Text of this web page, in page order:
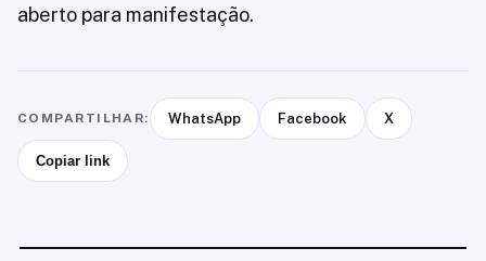
aberto para manifestação.
COMPARTILHAR: WhatsApp Facebook X
Copiar link